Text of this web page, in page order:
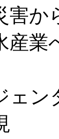
害
産
ンダ